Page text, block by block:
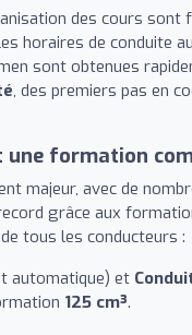
des cours sont
horaires de conduite
sont obtenues
, des premiers pas en
formation
majeur, avec de
grâce aux
tous les conducteurs :
automatique) et
125 cm³.